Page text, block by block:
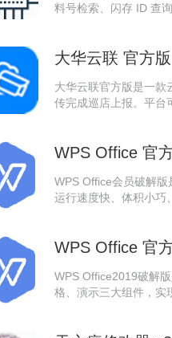
料号检索、闪存 ID 查
大华云联 官方
大华云联官方版是一款
传完成巡店上报。平台
控。
WPS Office 官
WPS Office会员破解版
运行速度快、体积小巧
WPS Office 官
WPS Office2019破解
格、演示三大组件，实